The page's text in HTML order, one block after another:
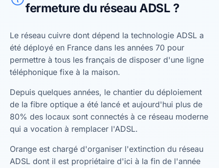
fermeture du réseau ADSL ?
Le réseau cuivre dont dépend la technologie ADSL a
été déployé en France dans les années 70 pour
permettre à tous les français de disposer d'une ligne
téléphonique fixe à la maison.
Depuis quelques années, le chantier du déploiement
de la fibre optique a été lancé et aujourd'hui plus de
80% des locaux sont connectés à ce réseau moderne
qui a vocation à remplacer l'ADSL.
Orange est chargé d'organiser l'extinction du réseau
ADSL dont il est propriétaire d'ici à la fin de l'année